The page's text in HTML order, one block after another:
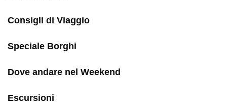
Consigli di Viaggio
Speciale Borghi
Dove andare nel Weekend
Escursioni